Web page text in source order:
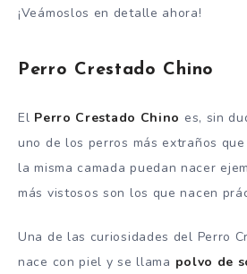
¡Veámoslos en detalle ahora!
Perro Crestado Chino
El Perro Crestado Chino es, sin
uno de los perros más extraños
la misma camada puedan nacer
más vistosos son los que nacen
Una de las curiosidades del Perro
nace con piel y se llama polvo de